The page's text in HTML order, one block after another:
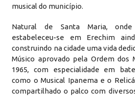
musical do município.
Natural de Santa Maria,
estabeleceu-se em Erechim
construindo na cidade uma vida
Músico aprovado pela Ordem dos
1965, com especialidade em
como o Musical Ipanema e o
compartilhado o palco com